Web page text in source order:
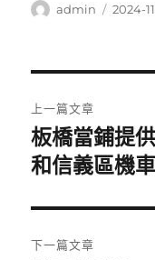
作
admin
發
2024-
章
導
覽
上一篇文章
上
一
文
章:
板橋當鋪提
和信義區機
下一篇文章